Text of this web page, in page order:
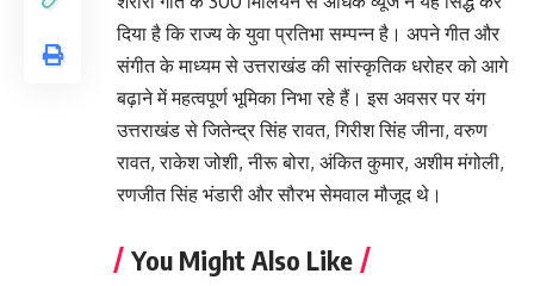
दिया है कि राज्य के युवा प्रतिभा सम्पन्न है। अपने गीत और
संगीत के माध्यम से उत्तराखंड की सांस्कृतिक धरोहर को आगे
बढ़ाने में महत्वपूर्ण भूमिका निभा रहे हैं। इस अवसर पर यंग
उत्तराखंड से जितेन्द्र सिंह रावत, गिरीश सिंह जीना, वरुण
रावत, राकेश जोशी, नीरू बोरा, अंकित कुमार, अशीम मंगोली,
रणजीत सिंह भंडारी और सौरभ सेमवाल मौजूद थे।
You Might Also Like